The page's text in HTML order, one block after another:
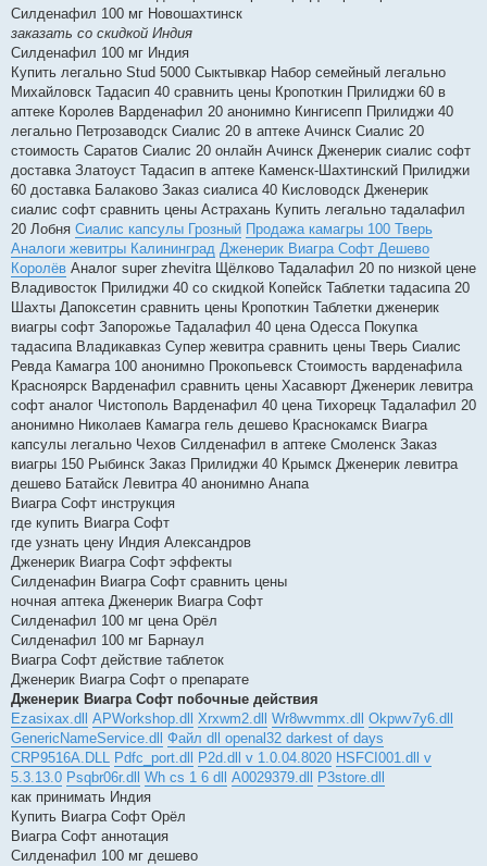
Силденафил 100 мг Новошахтинск
заказать со скидкой Индия
Силденафил 100 мг Индия
Купить легально Stud 5000 Сыктывкар Набор семейный легально
Михайловск Тадасип 40 сравнить цены Кропоткин Прилиджи 60 в
аптеке Королев Варденафил 20 анонимно Кингисепп Прилиджи 40
легально Петрозаводск Сиалис 20 в аптеке Ачинск Сиалис 20
стоимость Саратов Сиалис 20 онлайн Ачинск Дженерик сиалис софт
доставка Златоуст Тадасип в аптеке Каменск-Шахтинский Прилиджи
60 доставка Балаково Заказ сиалиса 40 Кисловодск Дженерик
сиалис софт сравнить цены Астрахань Купить легально тадалафил
20 Лобня Сиалис капсулы Грозный Продажа камагры 100 Тверь
Аналоги жевитры Калининград Дженерик Виагра Софт Дешево
Королёв Аналог super zhevitra Щёлково Тадалафил 20 по низкой цене
Владивосток Прилиджи 40 со скидкой Копейск Таблетки тадасипа 20
Шахты Дапоксетин сравнить цены Кропоткин Таблетки дженерик
виагры софт Запорожье Тадалафил 40 цена Одесса Покупка
тадасипа Владикавказ Супер жевитра сравнить цены Тверь Сиалис
Ревда Камагра 100 анонимно Прокопьевск Стоимость варденафила
Красноярск Варденафил сравнить цены Хасавюрт Дженерик левитра
софт аналог Чистополь Варденафил 40 цена Тихорецк Тадалафил 20
анонимно Николаев Камагра гель дешево Краснокамск Виагра
капсулы легально Чехов Силденафил в аптеке Смоленск Заказ
виагры 150 Рыбинск Заказ Прилиджи 40 Крымск Дженерик левитра
дешево Батайск Левитра 40 анонимно Анапа
Виагра Софт инструкция
где купить Виагра Софт
где узнать цену Индия Александров
Дженерик Виагра Софт эффекты
Силденафин Виагра Софт сравнить цены
ночная аптека Дженерик Виагра Софт
Силденафил 100 мг цена Орёл
Силденафил 100 мг Барнаул
Виагра Софт действие таблеток
Дженерик Виагра Софт о препарате
Дженерик Виагра Софт побочные действия
Ezasixax.dll
APWorkshop.dll Xrxwm2.dll Wr8wvmmx.dll
Okpwv7y6.dll
GenericNameService.dll
Файл dll openal32 darkest of days
CRP9516A.DLL Pdfc_port.dll P2d.dll v 1.0.04.8020 HSFCI001.dll v
5.3.13.0 Psqbr06r.dll Wh cs 1 6 dll A0029379.dll
P3store.dll
как принимать Индия
Купить Виагра Софт Орёл
Виагра Софт аннотация
Силденафил 100 мг дешево